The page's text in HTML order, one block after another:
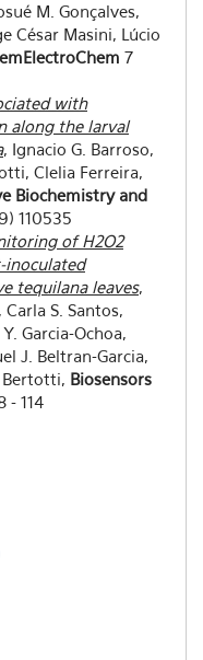
M. Gonçalves,
César Masini, Lúcio
7
with
along the larval
, Ignacio G. Barroso,
Clelia Ferreira,
Biochemistry and
110535
of H2O2
inoculated
tequilana leaves,
S. Santos,
Garcia-Ochoa,
J. Beltran-Garcia,
Bertotti, Biosensors
- 114